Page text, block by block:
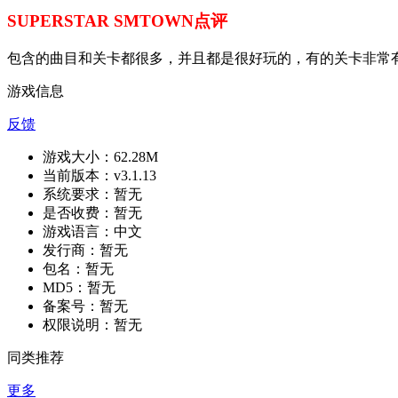
SUPERSTAR SMTOWN点评
包含的曲目和关卡都很多，并且都是很好玩的，有的关卡非常
游戏信息
反馈
游戏大小： 62.28M
当前版本： v3.1.13
系统要求： 暂无
是否收费： 暂无
游戏语言： 中文
发行商： 暂无
包名： 暂无
MD5： 暂无
备案号： 暂无
权限说明： 暂无
同类推荐
更多